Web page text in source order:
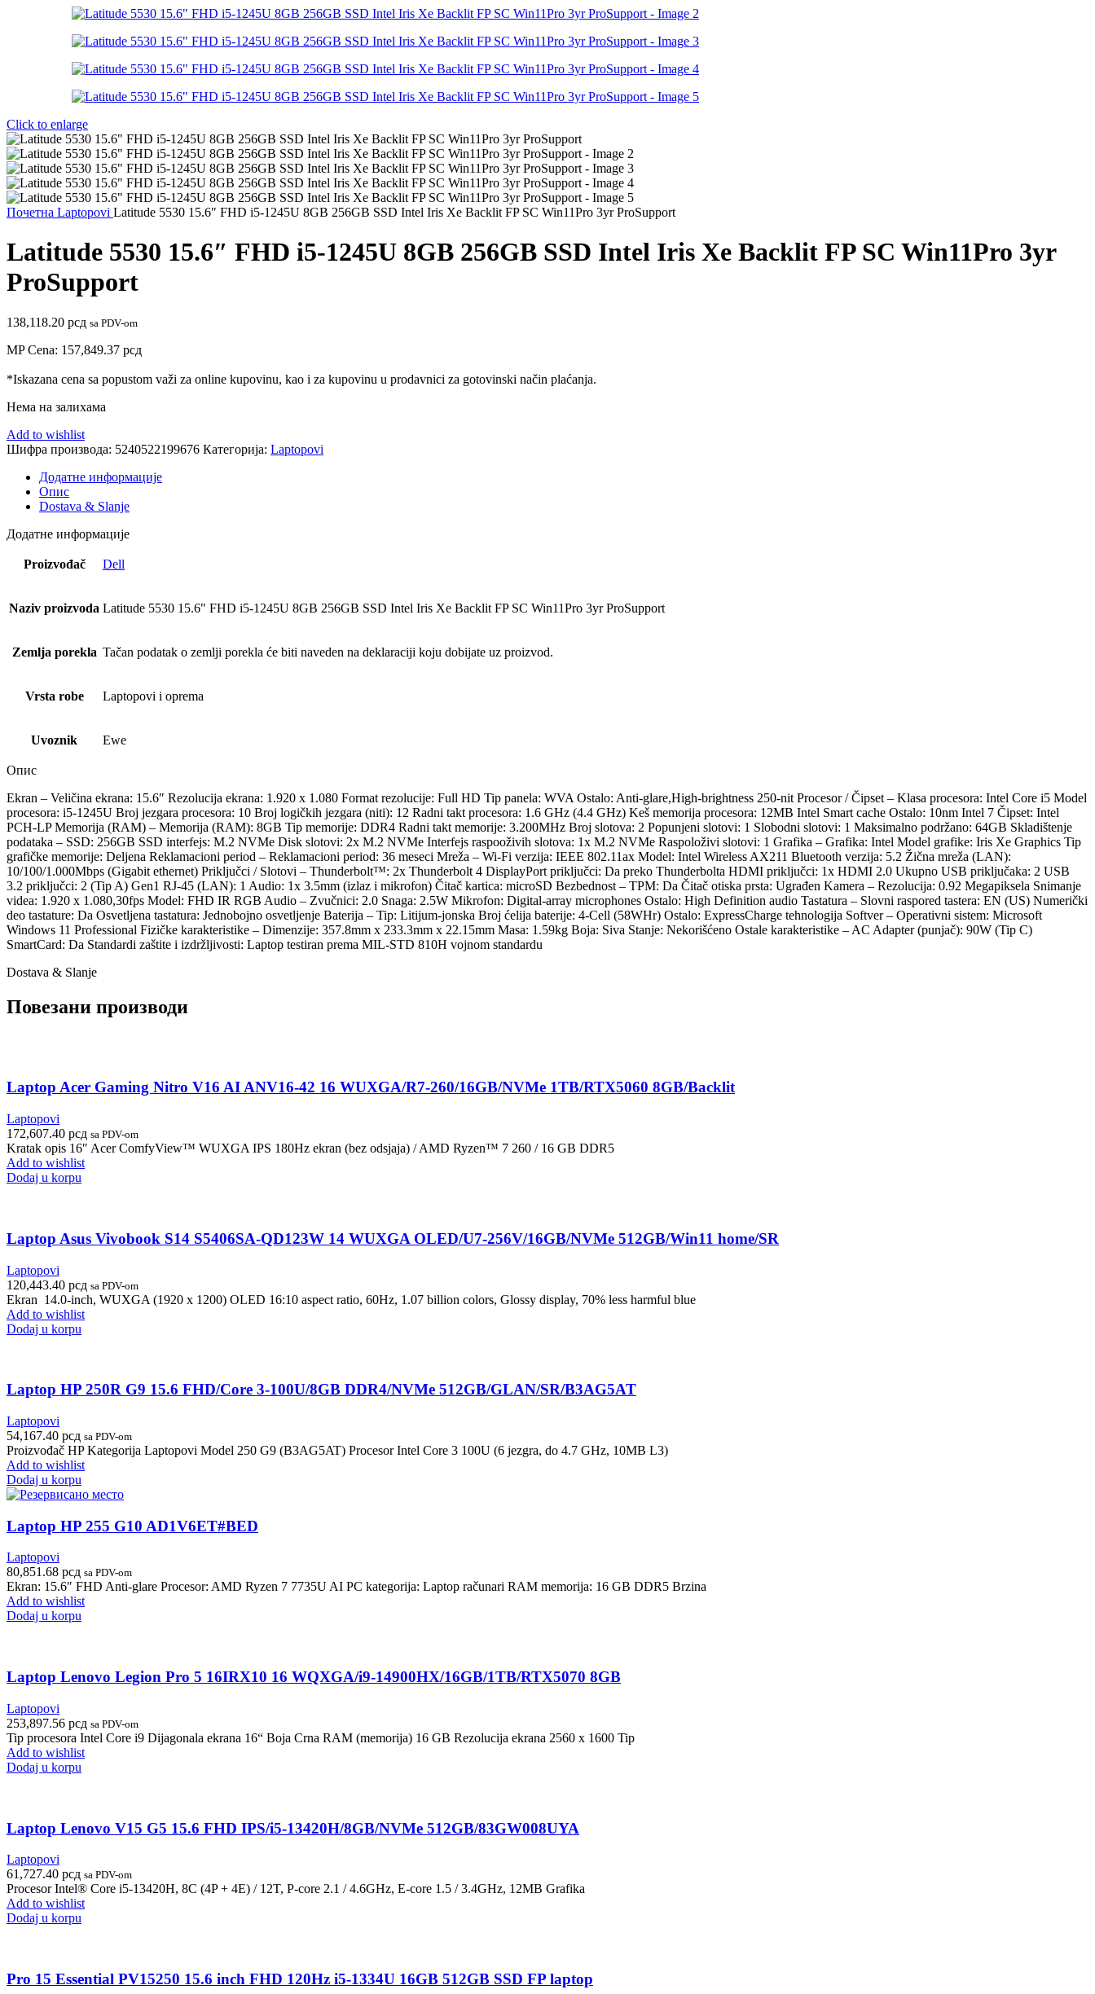
Click to enlarge
Почетна Laptopovi Latitude 5530 15.6″ FHD i5-1245U 8GB 256GB SSD Intel Iris Xe Backlit FP SC Win11Pro 3yr ProSupport
Latitude 5530 15.6″ FHD i5-1245U 8GB 256GB SSD Intel Iris Xe Backlit FP SC Win11Pro 3yr
ProSupport
138,118.20 рсд sa PDV-om
MP Cena: 157,849.37 рсд
*Iskazana cena sa popustom važi za online kupovinu, kao i za kupovinu u prodavnici za gotovinski način plaćanja.
Нема на залихама
Add to wishlist
Шифра производа: 5240522199676 Категорија: Laptopovi
Додатне информације
Опис
Dostava & Slanje
Додатне информације
Proizvođač Dell
Naziv proizvoda Latitude 5530 15.6" FHD i5-1245U 8GB 256GB SSD Intel Iris Xe Backlit FP SC Win11Pro 3yr ProSupport
Zemlja porekla Tačan podatak o zemlji porekla će biti naveden na deklaraciji koju dobijate uz proizvod.
Vrsta robe Laptopovi i oprema
Uvoznik Ewe
Опис
Ekran – Veličina ekrana: 15.6″ Rezolucija ekrana: 1.920 x 1.080 Format rezolucije: Full HD Tip panela: WVA Ostalo: Anti-glare,High-brightness 250-nit Procesor / Čipset – Klasa procesora: Intel Core i5 Model
procesora: i5-1245U Broj jezgara procesora: 10 Broj logičkih jezgara (niti): 12 Radni takt procesora: 1.6 GHz (4.4 GHz) Keš memorija procesora: 12MB Intel Smart cache Ostalo: 10nm Intel 7 Čipset: Intel
PCH-LP Memorija (RAM) – Memorija (RAM): 8GB Tip memorije: DDR4 Radni takt memorije: 3.200MHz Broj slotova: 2 Popunjeni slotovi: 1 Slobodni slotovi: 1 Maksimalno podržano: 64GB Skladištenje
podataka – SSD: 256GB SSD interfejs: M.2 NVMe Disk slotovi: 2x M.2 NVMe Interfejs raspooživih slotova: 1x M.2 NVMe Raspoloživi slotovi: 1 Grafika – Grafika: Intel Model grafike: Iris Xe Graphics Tip
grafičke memorije: Deljena Reklamacioni period – Reklamacioni period: 36 meseci Mreža – Wi-Fi verzija: IEEE 802.11ax Model: Intel Wireless AX211 Bluetooth verzija: 5.2 Žična mreža (LAN):
10/100/1.000Mbps (Gigabit ethernet) Priključci / Slotovi – Thunderbolt™: 2x Thunderbolt 4 DisplayPort priključci: Da preko Thunderbolta HDMI priključci: 1x HDMI 2.0 Ukupno USB priključaka: 2 USB
3.2 priključci: 2 (Tip A) Gen1 RJ-45 (LAN): 1 Audio: 1x 3.5mm (izlaz i mikrofon) Čitač kartica: microSD Bezbednost – TPM: Da Čitač otiska prsta: Ugrađen Kamera – Rezolucija: 0.92 Megapiksela Snimanje
videa: 1.920 x 1.080,30fps Model: FHD IR RGB Audio – Zvučnici: 2.0 Snaga: 2.5W Mikrofon: Digital-array microphones Ostalo: High Definition audio Tastatura – Slovni raspored tastera: EN (US) Numerički
deo tastature: Da Osvetljena tastatura: Jednobojno osvetljenje Baterija – Tip: Litijum-jonska Broj ćelija baterije: 4-Cell (58WHr) Ostalo: ExpressCharge tehnologija Softver – Operativni sistem: Microsoft
Windows 11 Professional Fizičke karakteristike – Dimenzije: 357.8mm x 233.3mm x 22.15mm Masa: 1.59kg Boja: Siva Stanje: Nekorišćeno Ostale karakteristike – AC Adapter (punjač): 90W (Tip C)
SmartCard: Da Standardi zaštite i izdržljivosti: Laptop testiran prema MIL-STD 810H vojnom standardu
Dostava & Slanje
Повезани производи
Laptop Acer Gaming Nitro V16 AI ANV16-42 16 WUXGA/R7-260/16GB/NVMe 1TB/RTX5060 8GB/Backlit
Laptopovi
172,607.40 рсд sa PDV-om
Kratak opis 16″ Acer ComfyView™ WUXGA IPS 180Hz ekran (bez odsjaja) / AMD Ryzen™ 7 260 / 16 GB DDR5
Add to wishlist
Dodaj u korpu
Laptop Asus Vivobook S14 S5406SA-QD123W 14 WUXGA OLED/U7-256V/16GB/NVMe 512GB/Win11 home/SR
Laptopovi
120,443.40 рсд sa PDV-om
Ekran 14.0-inch, WUXGA (1920 x 1200) OLED 16:10 aspect ratio, 60Hz, 1.07 billion colors, Glossy display, 70% less harmful blue
Add to wishlist
Dodaj u korpu
Laptop HP 250R G9 15.6 FHD/Core 3-100U/8GB DDR4/NVMe 512GB/GLAN/SR/B3AG5AT
Laptopovi
54,167.40 рсд sa PDV-om
Proizvođač HP Kategorija Laptopovi Model 250 G9 (B3AG5AT) Procesor Intel Core 3 100U (6 jezgra, do 4.7 GHz, 10MB L3)
Add to wishlist
Dodaj u korpu
Laptop HP 255 G10 AD1V6ET#BED
Laptopovi
80,851.68 рсд sa PDV-om
Ekran: 15.6″ FHD Anti-glare Procesor: AMD Ryzen 7 7735U AI PC kategorija: Laptop računari RAM memorija: 16 GB DDR5 Brzina
Add to wishlist
Dodaj u korpu
Laptop Lenovo Legion Pro 5 16IRX10 16 WQXGA/i9-14900HX/16GB/1TB/RTX5070 8GB
Laptopovi
253,897.56 рсд sa PDV-om
Tip procesora Intel Core i9 Dijagonala ekrana 16“ Boja Crna RAM (memorija) 16 GB Rezolucija ekrana 2560 x 1600 Tip
Add to wishlist
Dodaj u korpu
Laptop Lenovo V15 G5 15.6 FHD IPS/i5-13420H/8GB/NVMe 512GB/83GW008UYA
Laptopovi
61,727.40 рсд sa PDV-om
Procesor Intel® Core i5-13420H, 8C (4P + 4E) / 12T, P-core 2.1 / 4.6GHz, E-core 1.5 / 3.4GHz, 12MB Grafika
Add to wishlist
Dodaj u korpu
Pro 15 Essential PV15250 15.6 inch FHD 120Hz i5-1334U 16GB 512GB SSD FP laptop